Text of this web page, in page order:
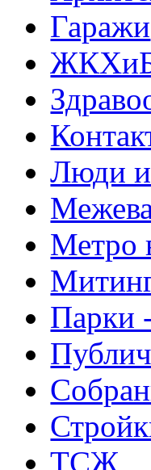
Гаражи
Люди
Метро
Парки
ТСЖ